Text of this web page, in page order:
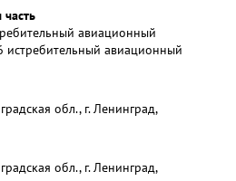
авиационный
истребительный авиационный
обл., г. Ленинград,
обл., г. Ленинград,